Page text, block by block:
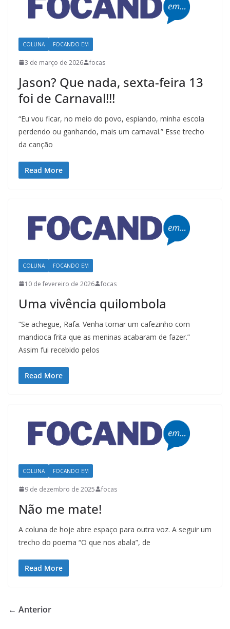
COLUNA FOCANDO EM
3 de março de 2026 focas
Jason? Que nada, sexta-feira 13
foi de Carnaval!!!
“Eu vou ficar, no meio do povo, espiando, minha escola
perdendo ou ganhando, mais um carnaval.” Esse trecho
da canção
Read More
COLUNA FOCANDO EM
10 de fevereiro de 2026 focas
Uma vivência quilombola
“Se achegue, Rafa. Venha tomar um cafezinho com
mandioca frita que as meninas acabaram de fazer.”
Assim fui recebido pelos
Read More
COLUNA FOCANDO EM
9 de dezembro de 2025 focas
Não me mate!
A coluna de hoje abre espaço para outra voz. A seguir um
trecho do poema “O que nos abala”, de
Read More
← Anterior